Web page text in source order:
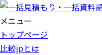
メニュー
トップページ
比較jpとは